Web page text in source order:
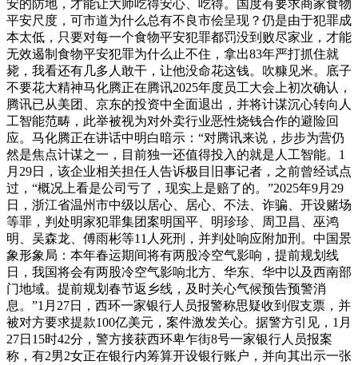
安的防地，才能让大师吃得安心、吃得。国度有要求商家食物
平安尺度，可市道为什么总有不良市侩呈现？仍是由于犯罪成
本太低，只要对每一个食物平安犯罪都罚没到败尽家业，才能
无效遏制食物平安犯罪为什么止不住，拿出83年严打抓住就
毙，我看还有几多人敢干，让他没命花这钱。吹糠见米。底子
不要花大精神马化腾正在腾讯2025年度员工大会上初次确认，
腾讯已从美团、京东的投资中全面退出，并将计谋沉心转向人
工智能范畴，此举被视为对外卖行业恶性烧钱合作的避险回
应。马化腾正在讲话中明白暗示：“对腾讯来说，步步为营仍
然是焦点计谋之一，目前独一还值得投入的就是人工智能。1
月29日，该企业相关担任人告诉极目旧事记者，之前曾经试点
过，“概况上看是公司亏了，现实上是赔了的。”2025年9月29
日，浙江省温州市中级以居心、居心、不法、诈骗、开设赌场
等罪，判处明家犯罪集团案明国平、明珍珍、周卫昌、巫鸿
明、吴森龙、傅雨彬等11人死刑，并判处响应附加刑。中国景
象形象局：本年春运期间将有两股冷空气影响，提前规划线
日，我国将会有两股冷空气影响北方、华东、华中以及西南部
门地域。提前规划春节返乡线，及时关心气候预告预警消
息。”1月27日，西环一家银行人员报警称思疑收到假支票，并
被对方要求提款100亿美元，案件激发关心。据警方引见，1月
27日15时42分，警方接获西环卑乍街8号一家银行人员报案
称，有2男2女正在银行内筹算开设银行账户，并向其出示一张